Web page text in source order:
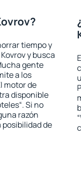
tiempo y
y busca
gente
a los
motor de
disponible
Si no
razón
de